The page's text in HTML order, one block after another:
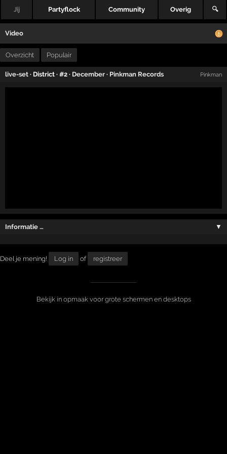
Jij Partyflock Community Overig 🔍
Video
Overzicht Populair
live-set · District · #2 · December · Pinkman Records Pinkman
Informatie … ▼
Deel je mening! Log in of registreer
Bekijk in opmaak voor grote schermen en desktops